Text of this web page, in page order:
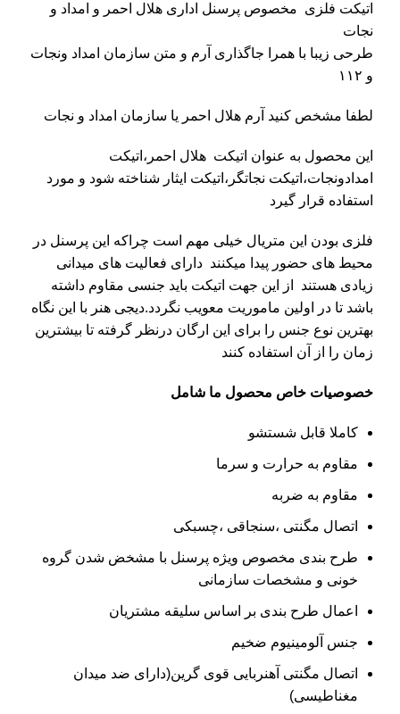
اتیکت فلزی مخصوص پرسنل اداری هلال احمر و امداد و
نجات
طرحی زیبا با همرا جاگذاری آرم و متن سازمان امداد ونجات
و ۱۱۲
لطفا مشخص کنید آرم هلال احمر یا سازمان امداد و نجات
این محصول به عنوان اتیکت هلال احمر،اتیکت
امدادونجات،اتیکت نجاتگر،اتیکت ایثار شناخته شود و مورد
استفاده قرار گیرد
فلزی بودن این متریال خیلی مهم است چراکه این پرسنل در
محیط های حضور پیدا میکنند دارای فعالیت های میدانی
زیادی هستند از این جهت اتیکت باید جنسی مقاوم داشته
باشد تا در اولین ماموریت معویب نگردد.دیجی هنر با این نگاه
بهترین نوع جنس را برای این ارگان درنظر گرفته تا بیشترین
زمان را از آن استفاده کنند
خصوصیات خاص محصول ما شامل
کاملا قابل شستشو
مقاوم به حرارت و سرما
مقاوم به ضربه
اتصال مگنتی ،سنجاقی ،چسبکی
طرح بندی مخصوص ویژه پرسنل با مشخض شدن گروه
خونی و مشخصات سازمانی
اعمال طرح بندی بر اساس سلیقه مشتریان
جنس آلومینیوم ضخیم
اتصال مگنتی آهنربایی قوی گرین(دارای ضد میدان
مغناطیسی)